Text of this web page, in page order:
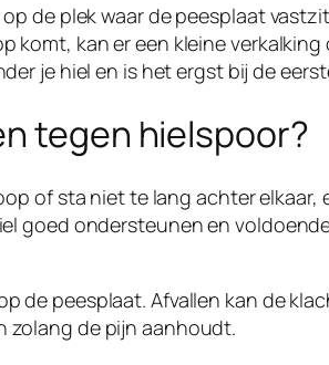
de plek waar de peesplaat
komt, kan er een kleine
je hiel en is het ergst bij de
tegen hielspoor?
of sta niet te lang achter
goed ondersteunen en
de peesplaat. Afvallen kan de
zolang de pijn aanhoudt.